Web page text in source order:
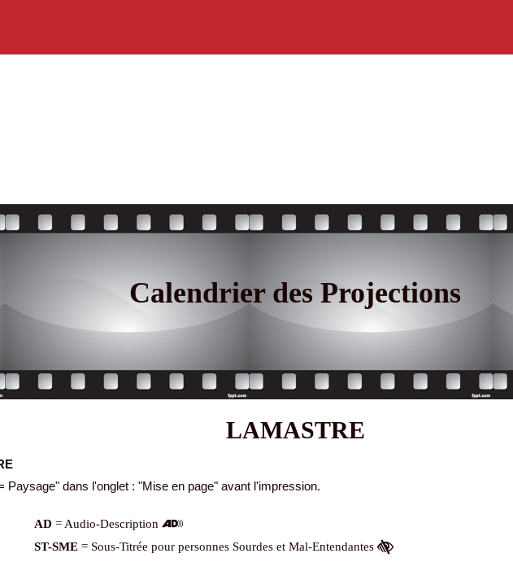
Calendrier des Projections
LAMASTRE
Paysage" dans l'onglet : "Mise en page" avant l'impression.
AD = Audio-Description
ST-SME = Sous-Titrée pour personnes Sourdes et Mal-Entendantes